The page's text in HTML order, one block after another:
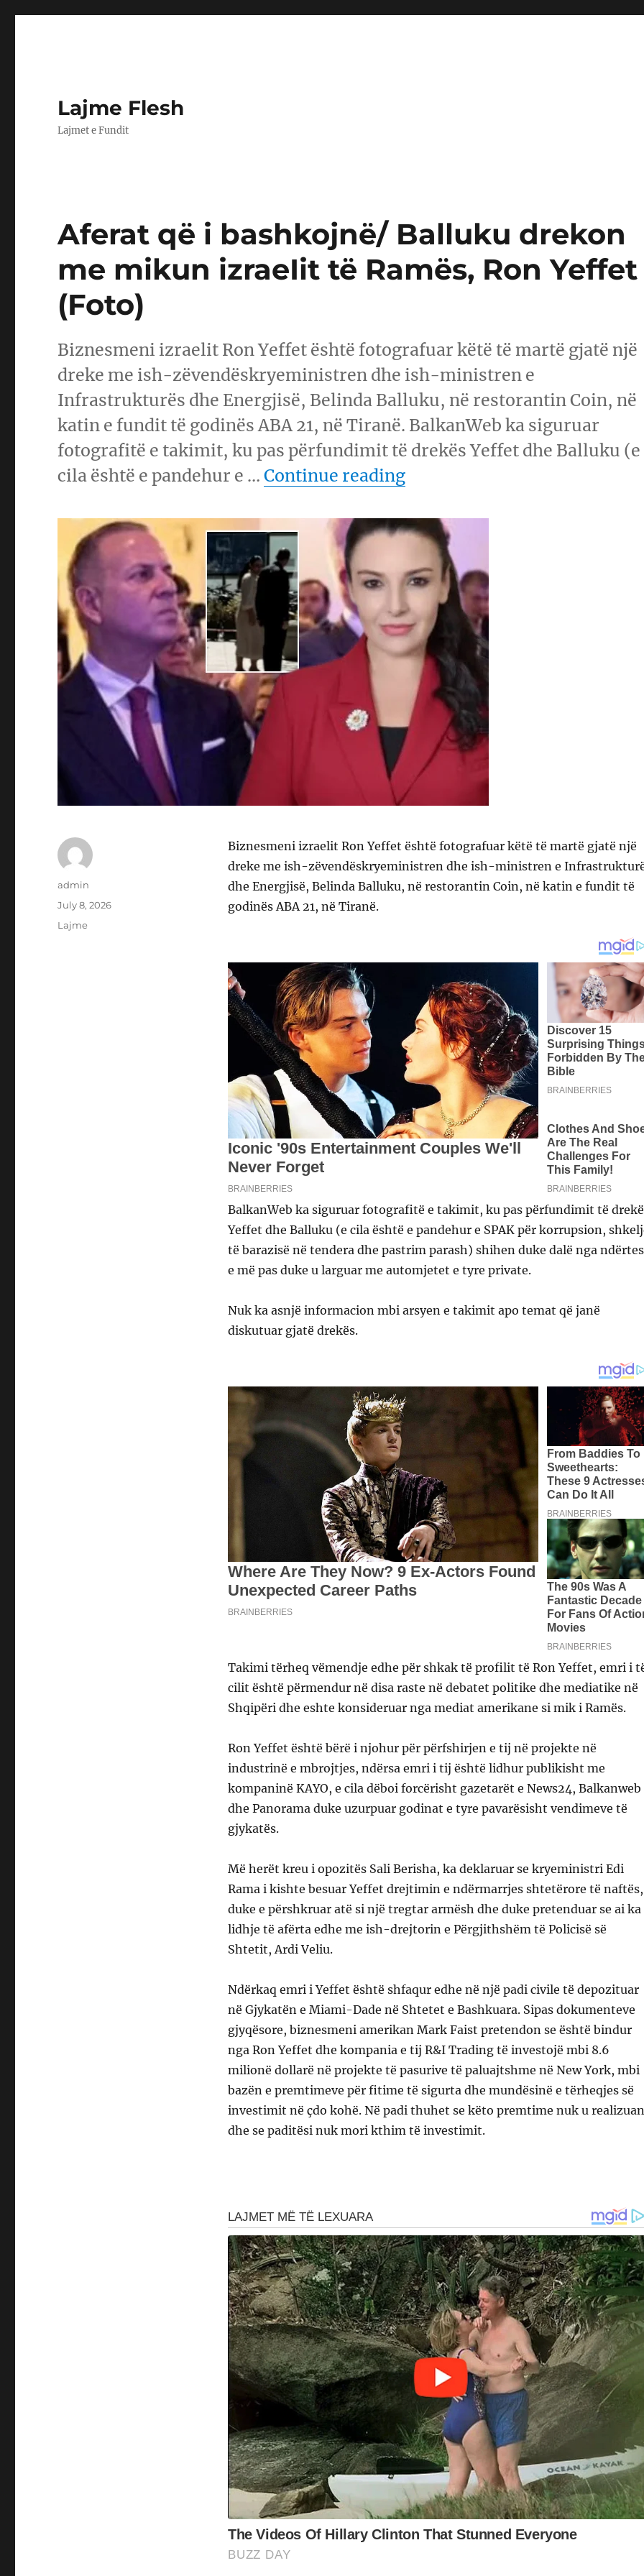
Lajme Flesh
Lajmet e Fundit
Aferat që i bashkojnë/ Balluku drekon
me mikun izraeIit të Ramës, Ron Yeffet
(Foto)
Biznesmeni izraelit Ron Yeffet është fotografuar këtë të martë gjatë një
dreke me ish-zëvendëskryeministren dhe ish-ministren e
Infrastrukturës dhe Energjisë, Belinda Balluku, në restorantin Coin, në
katin e fundit të godinës ABA 21, në Tiranë. BalkanWeb ka siguruar
fotografitë e takimit, ku pas përfundimit të drekës Yeffet dhe Balluku (e
cila është e pandehur e …Continue reading“Aferat që i bashkojnë/
Biznesmeni izraelit Ron Yeffet është fotografuar këtë të martë gjatë një
dreke me ish-zëvendëskryeministren dhe ish-ministren e
dhe Energjisë, Belinda Balluku, në restorantin Coin, në katin e fundit të
godinës ABA 21, në Tiranë.
BalkanWeb ka siguruar fotografitë e takimit, ku pas përfundimit të
Yeffet dhe Balluku (e cila është e pandehur e SPAK për korrupsion,
të barazisë në tendera dhe pastrim parash) shihen duke dalë nga
e më pas duke u larguar me automjetet e tyre private.
Nuk ka asnjë informacion mbi arsyen e takimit apo temat që janë
diskutuar gjatë drekës.
Takimi tërheq vëmendje edhe për shkak të profilit të Ron Yeffet, emri i
cilit është përmendur në disa raste në debatet politike dhe mediatike në
Shqipëri dhe eshte konsideruar nga mediat amerikane si mik i Ramës.
Ron Yeffet është bërë i njohur për përfshirjen e tij në projekte në
industrinë e mbrojtjes, ndërsa emri i tij është lidhur publikisht me
kompaninë KAYO, e cila dëboi forcërisht gazetarët e News24, Balkanweb
dhe Panorama duke uzurpuar godinat e tyre pavarësisht vendimeve të
gjykatës.
Më herët kreu i opozitës Sali Berisha, ka deklaruar se kryeministri Edi
Rama i kishte besuar Yeffet drejtimin e ndërmarrjes shtetërore të naftës,
duke e përshkruar atë si një tregtar armësh dhe duke pretenduar se ai ka
lidhje të afërta edhe me ish-drejtorin e Përgjithshëm të Policisë së
Shtetit, Ardi Veliu.
Ndërkaq emri i Yeffet është shfaqur edhe në një padi civile të depozituar
në Gjykatën e Miami-Dade në Shtetet e Bashkuara. Sipas dokumenteve
gjyqësore, biznesmeni amerikan Mark Faist pretendon se është bindur
nga Ron Yeffet dhe kompania e tij R&I Trading të investojë mbi 8.6
milionë dollarë në projekte të pasurive të paluajtshme në New York, mbi
bazën e premtimeve për fitime të sigurta dhe mundësinë e tërheqjes së
investimit në çdo kohë. Në padi thuhet se këto premtime nuk u realizuan
dhe se paditësi nuk mori kthim të investimit.
Author
admin
Posted
July 8, 2026
Categories
Lajme